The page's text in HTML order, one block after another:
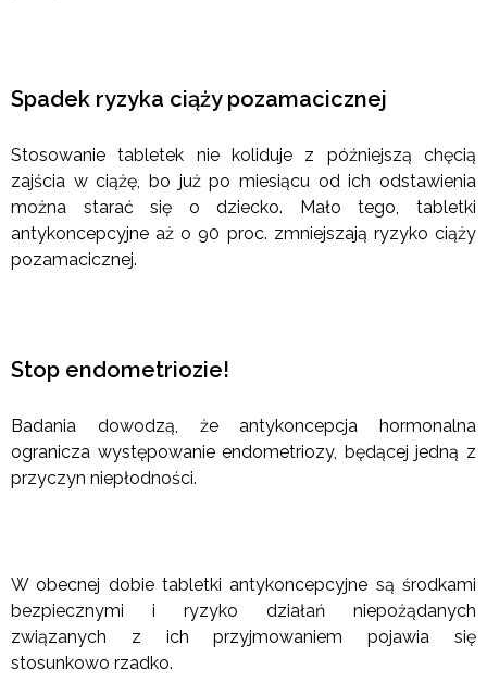
Spadek ryzyka ciąży pozamacicznej
Stosowanie tabletek nie koliduje z późniejszą chęcią
zajścia w ciążę, bo już po miesiącu od ich odstawienia
można starać się o dziecko. Mało tego, tabletki
antykoncepcyjne aż o 90 proc. zmniejszają ryzyko ciąży
pozamacicznej.
Stop endometriozie!
Badania dowodzą, że antykoncepcja hormonalna
ogranicza występowanie endometriozy, będącej jedną z
przyczyn niepłodności.
W obecnej dobie tabletki antykoncepcyjne są środkami
bezpiecznymi i ryzyko działań niepożądanych
związanych z ich przyjmowaniem pojawia się
stosunkowo rzadko.